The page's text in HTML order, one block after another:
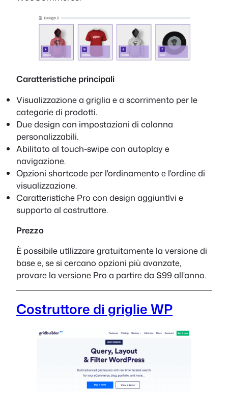
Caratteristiche principali
Visualizzazione a griglia e a scorrimento per le
categorie di prodotti.
Due design con impostazioni di colonna
personalizzabili.
Abilitato al touch-swipe con autoplay e
navigazione.
Opzioni shortcode per l'ordinamento e l'ordine di
visualizzazione.
Caratteristiche Pro con design aggiuntivi e
supporto al costruttore.
Prezzo
È possibile utilizzare gratuitamente la versione di
base e, se si cercano opzioni più avanzate,
provare la versione Pro a partire da $99 all'anno.
Costruttore di griglie WP